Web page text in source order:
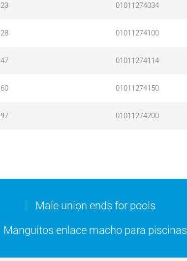
23 01011274034
28 01011274100
47 01011274114
60 01011274150
97 01011274200
Male union ends for pools
Manguitos enlace macho para piscinas